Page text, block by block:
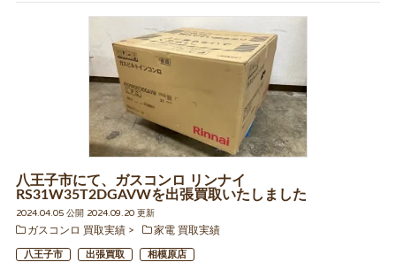
八王子市にて、ガスコンロ リンナイ
RS31W35T2DGAVWを出張買取いたしました
2024.04.05 公開 2024.09.20 更新
ガスコンロ 買取実績
家電 買取実績
八王子市 出張買取 相模原店